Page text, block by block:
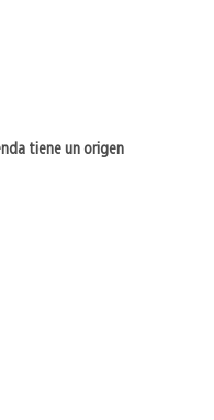
tiene un origen